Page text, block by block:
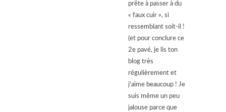
prête à passer à du
« faux cuir », si
ressemblant soit-il !
(et pour conclure ce
2e pavé, je lis ton
blog très
régulièrement et
j’aime beaucoup ! Je
suis même un peu
jalouse parce que